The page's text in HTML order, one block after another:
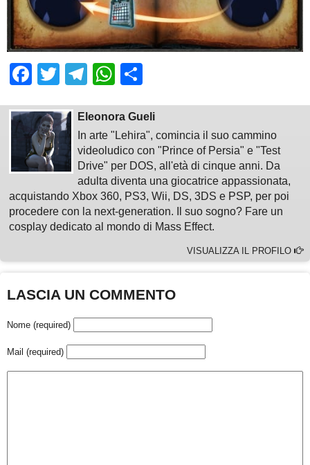
Facebook
TwitterTelegram
WhatsApp
Eleonora Gueli
In arte "Lehira", comincia il suo cammino
videoludico con "Prince of Persia" e "Test
Drive" per DOS, all'età di cinque anni. Da
adulta diventa una giocatrice appassionata,
acquistando Xbox 360, PS3, Wii, DS, 3DS e PSP, per poi
procedere con la next-generation. Il suo sogno? Fare un
cosplay dedicato al mondo di Mass Effect.
VISUALIZZA IL PROFILO
LASCIA UN COMMENTO
Nome (required)
Mail (required)